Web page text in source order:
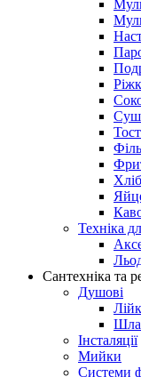
Техніка
Сантехніка та
Душові
Інсталяції
Мийки
Системи